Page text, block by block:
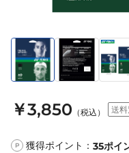
￥3,850 （税込） 送料
P 獲得ポイント： 35ポイ